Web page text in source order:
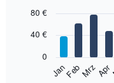
chart
bars.
folgende
graphic.
JanFebMrzApr
0
40 €
80 €